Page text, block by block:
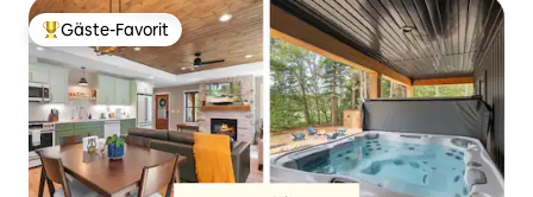
Beliebter Gäste-Favorit.
Gäste-Favorit